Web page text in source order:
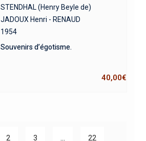
STENDHAL (Henry Beyle de)
JADOUX Henri - RENAUD
1954
Souvenirs d’égotisme.
40,00€
2 3 22